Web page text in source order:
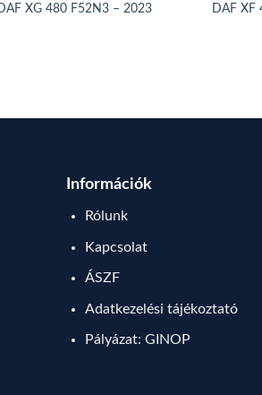
DAF XG 480 F52N3 – 2023 DAF
Információk
Rólunk
Kapcsolat
ÁSZF
Adatkezelési tájékoztató
Pályázat: GINOP